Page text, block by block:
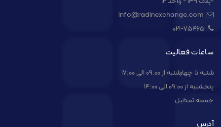
021-۷۵۴۶۵
ساعات فعالیت
شنبه تا چهارشنبه از 09:00 الی 17:00
پنجشنبه از 09:00 الی 14:00
جمعه تعطیل
آدرس